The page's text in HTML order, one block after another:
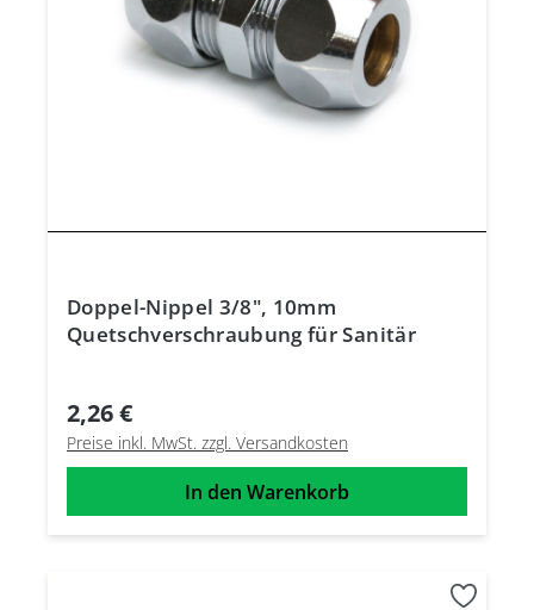
Doppel-Nippel 3/8", 10mm
Quetschverschraubung für Sanitär
2,26 €
Preise inkl. MwSt. zzgl. Versandkosten
In den Warenkorb